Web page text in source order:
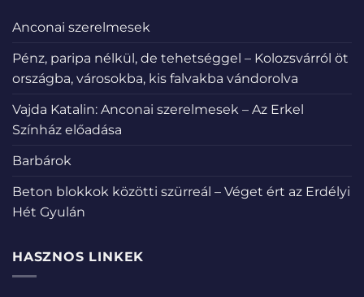
Anconai szerelmesek
Pénz, paripa nélkül, de tehetséggel – Kolozsvárról öt
országba, városokba, kis falvakba vándorolva
Vajda Katalin: Anconai szerelmesek – Az Erkel
Színház előadása
Barbárok
Beton blokkok közötti szürreál – Véget ért az Erdélyi
Hét Gyulán
HASZNOS LINKEK